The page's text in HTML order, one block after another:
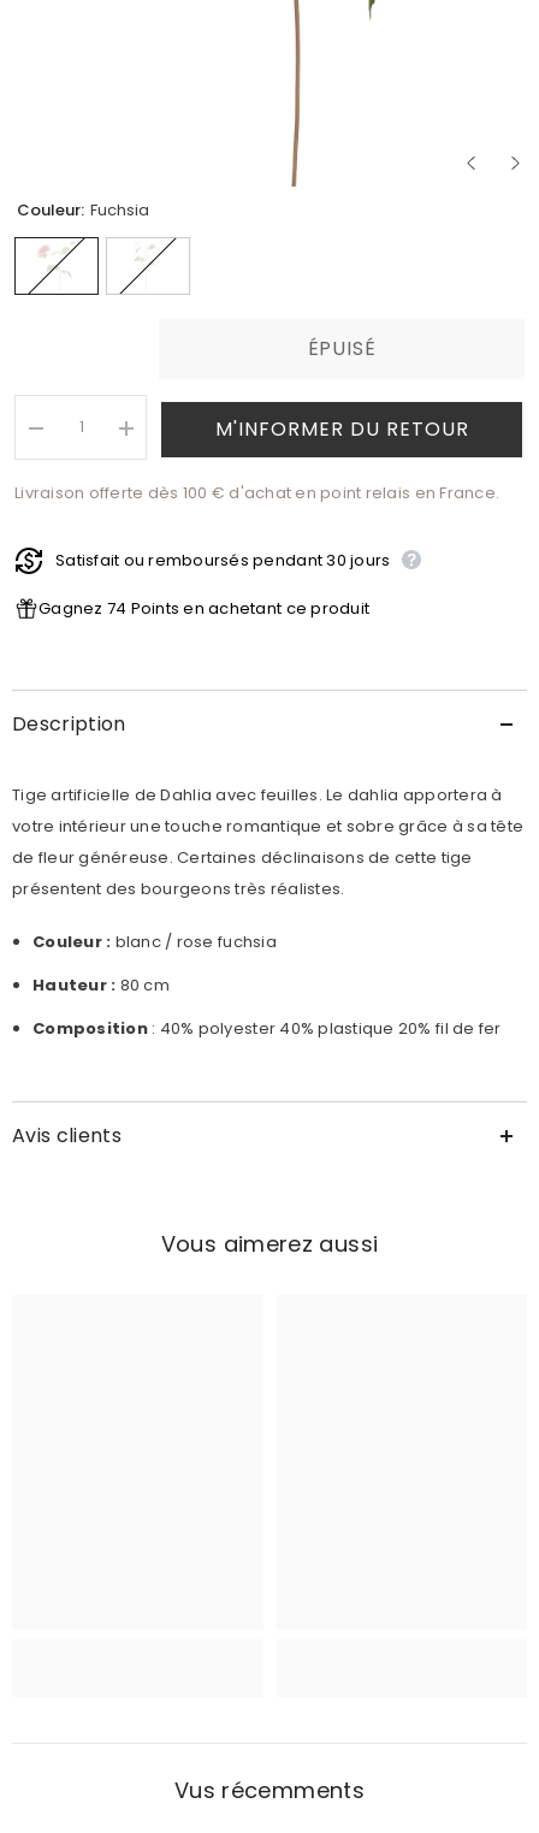
Couleur: Fuchsia
Réduire
la
de
Dahlia
Clara
la
de
Clara
ÉPUISÉ
M'INFORMER DU RETOUR
Livraison offerte dès 100 € d'achat en point relais en France.
Satisfait ou remboursés pendant 30 jours
Gagnez 74 Points en achetant ce produit
Description
Tige artificielle de Dahlia avec feuilles. Le dahlia apportera à
votre intérieur une touche romantique et sobre grâce à sa tête
de fleur généreuse. Certaines déclinaisons de cette tige
présentent des bourgeons très réalistes.
Couleur : blanc / rose fuchsia
Hauteur : 80 cm
Composition : 40% polyester 40% plastique 20% fil de fer
Avis clients
Vous aimerez aussi
Vus récemments